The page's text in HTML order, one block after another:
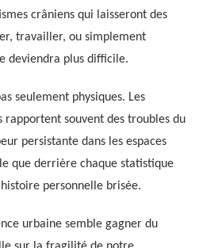
crâniens qui laisseront des
travailler, ou simplement
deviendra plus difficile.
seulement physiques. Les
rapportent souvent des troubles du
persistante dans les espaces
que derrière chaque statistique
personnelle brisée.
urbaine semble gagner du